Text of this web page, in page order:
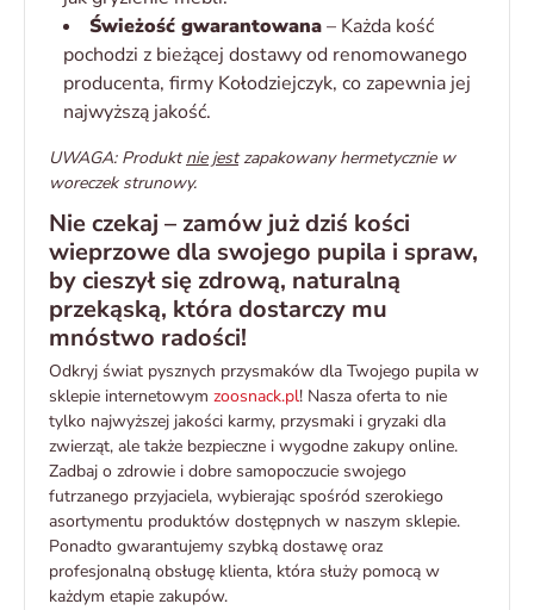
Świeżość gwarantowana– Każda kość
pochodzi z bieżącej dostawy od renomowanego
producenta, firmy Kołodziejczyk, co zapewnia jej
najwyższą jakość.
UWAGA: Produktnie jestzapakowany hermetycznie w
woreczek strunowy.
Nie czekaj – zamów już dziś kości
wieprzowe dla swojego pupila i spraw,
by cieszył się zdrową, naturalną
przekąską, która dostarczy mu
mnóstwo radości!
Odkryj świat pysznych przysmaków dla Twojego pupila w
sklepie internetowym zoosnack.pl! Nasza oferta to nie
tylko najwyższej jakości karmy, przysmaki i gryzaki dla
zwierząt, ale także bezpieczne i wygodne zakupy online.
Zadbaj o zdrowie i dobre samopoczucie swojego
futrzanego przyjaciela, wybierając spośród szerokiego
asortymentu produktów dostępnych w naszym sklepie.
Ponadto gwarantujemy szybką dostawę oraz
profesjonalną obsługę klienta, która służy pomocą w
każdym etapie zakupów.